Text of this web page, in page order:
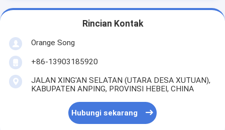
Rincian Kontak
Orange Song
+86-13903185920
JALAN XING'AN SELATAN (UTARA DESA XUTUAN),
KABUPATEN ANPING, PROVINSI HEBEI, CHINA
Hubungi sekarang